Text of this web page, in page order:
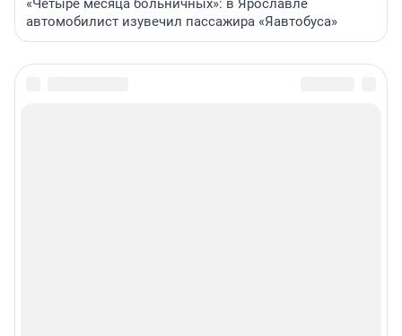
автомобилист изувечил пассажира «Яавтобуса»